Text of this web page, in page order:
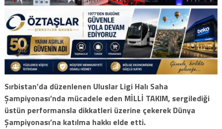
Sırbistan’da düzenlenen Uluslar Ligi Halı Saha
Şampiyonası’nda mücadele eden MİLLİ TAKIM, sergilediği
üstün performansla dikkatleri üzerine çekerek Dünya
Şampiyonası’na katılma hakkı elde etti.